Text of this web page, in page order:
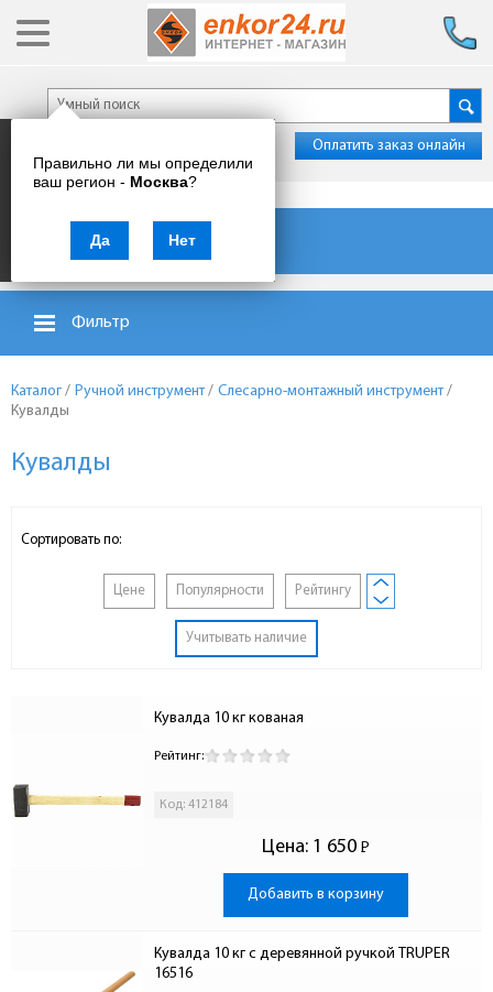
Правильно ли мы определили
ваш регион - Москва?
Да Нет
Оплатить заказ онлайн
Каталог товаров
Фильтр
Каталог / Ручной инструмент/ Слесарно-монтажный инструмент/
Кувалды
Кувалды
Сортировать по:
Цене Популярности Рейтингу
Учитывать наличие
Кувалда 10 кг кованая
Рейтинг:
Код: 412184
Цена: 1 650 Р
-
Добавить в корзину
Кувалда 10 кг с деревянной ручкой TRUPER
16516